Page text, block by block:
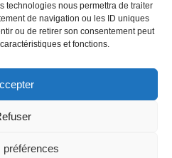
technologies nous permettra de traiter
de navigation ou les ID uniques
ou de retirer son consentement peut
et fonctions.
préférences